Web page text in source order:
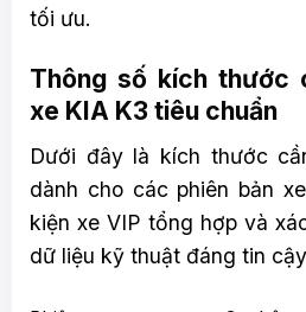
tối ưu.
Thông số kích thước
xe KIA K3 tiêu chuẩn
Dưới đây là kích thước
dành cho các phiên bản
kiện xe VIP tổng hợp và
dữ liệu kỹ thuật đáng tin